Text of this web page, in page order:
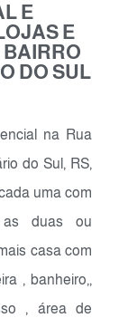
E
E
DO SUL
na Rua
do Sul, RS,
uma com
as duas ou
casa com
, banheiro,,
, área de